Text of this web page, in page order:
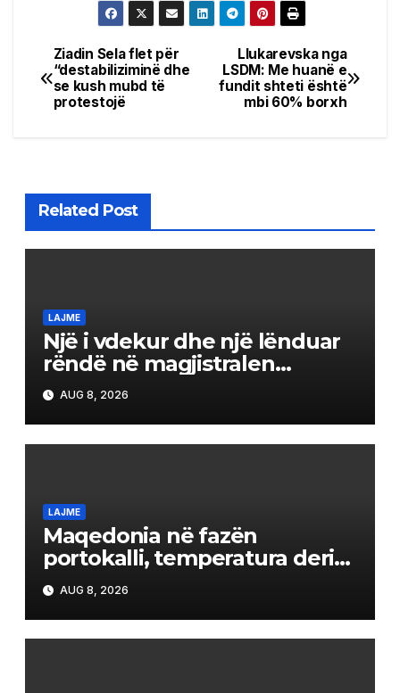
Post
navigation
Llukarevska nga
LSDM: Me huanë e
fundit shteti është
mbi 60% borxh
Ziadin Sela flet për
“destabiliziminë dhe
se kush mubd të
protestojë
Related Post
LAJME
Një i vdekur dhe një lënduar
rëndë në magjistralen
Gostivar-Kërçovë
AUG 8, 2026
LAJME
Maqedonia në fazën
portokalli, temperatura deri
në 40°C, ISHP me
rekomandime për mbrojtje
shëndetësore
AUG 8, 2026